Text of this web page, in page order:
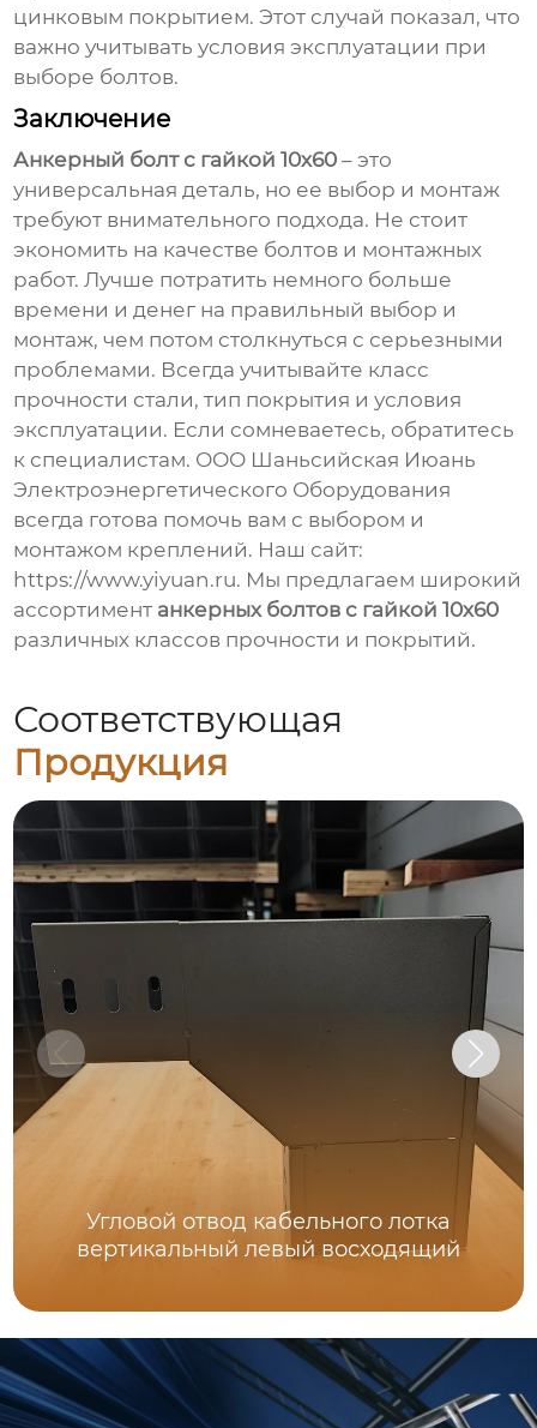
цинковым покрытием. Этот случай показал, что
важно учитывать условия эксплуатации при
выборе болтов.
Заключение
Анкерный болт с гайкой 10х60 – это
универсальная деталь, но ее выбор и монтаж
требуют внимательного подхода. Не стоит
экономить на качестве болтов и монтажных
работ. Лучше потратить немного больше
времени и денег на правильный выбор и
монтаж, чем потом столкнуться с серьезными
проблемами. Всегда учитывайте класс
прочности стали, тип покрытия и условия
эксплуатации. Если сомневаетесь, обратитесь
к специалистам. ООО Шаньсийская Июань
Электроэнергетического Оборудования
всегда готова помочь вам с выбором и
монтажом креплений. Наш сайт:
https://www.yiyuan.ru. Мы предлагаем широкий
ассортимент анкерных болтов с гайкой 10х60
различных классов прочности и покрытий.
Соответствующая
Продукция
Угловой отвод кабельного лотка
вертикальный левый восходящий